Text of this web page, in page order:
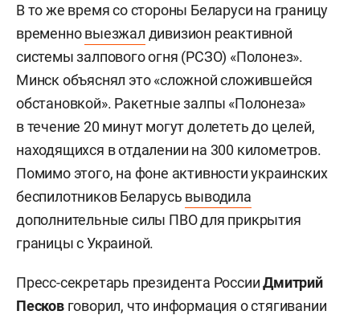
В то же время со стороны Беларуси на границу
временновыезжал дивизион реактивной
системы залпового огня (РСЗО) «Полонез».
Минск объяснял это «сложной сложившейся
обстановкой». Ракетные залпы «Полонеза»
в течение 20 минут могут долететь до целей,
находящихся в отдалении на 300 километров.
Помимо этого, на фоне активности украинских
беспилотников Беларусь выводила
дополнительные силы ПВО для прикрытия
границы с Украиной.
Пресс-секретарь президента РоссииДмитрий
Песков говорил, что информация о стягивании